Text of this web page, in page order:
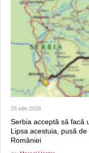
26 iulie 2026
Serbia acceptă să facă
Lipsa acestuia, pusă
României